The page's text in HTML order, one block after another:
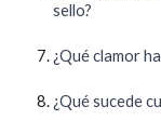
sello?
¿Qué clamor
¿Qué sucede